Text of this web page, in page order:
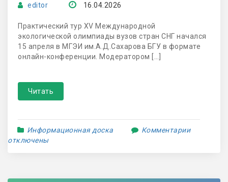
editor 16.04.2026
Практический тур XV Международной
экологической олимпиады вузов стран СНГ начался
15 апреля в МГЭИ им.А.Д.Сахарова БГУ в формате
онлайн-конференции. Модератором […]
Читать
Информационная доска
Комментарии
отключены